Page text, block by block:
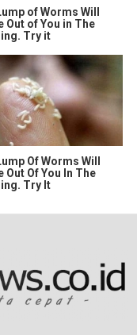
of Worms Will
Out of You in The
Try it
Of Worms Will
Out Of You In The
Try It